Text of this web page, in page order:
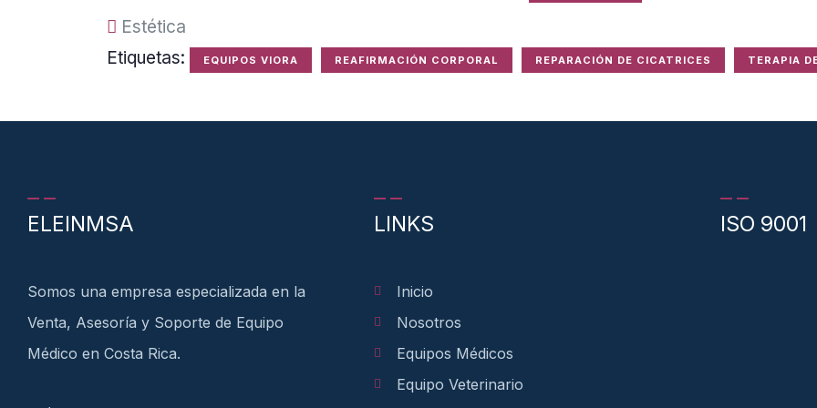
Estética
Etiquetas:
EQUIPOS VIORA REAFIRMACIÓN CORPORAL REPARACIÓN DE CICATRICES TERAPIA
ELEINMSA
Somos una empresa especializada en la
Venta, Asesoría y Soporte de Equipo
Médico en Costa Rica.
LINKS
Inicio
Nosotros
Equipos Médicos
Equipo Veterinario
ISO 9001